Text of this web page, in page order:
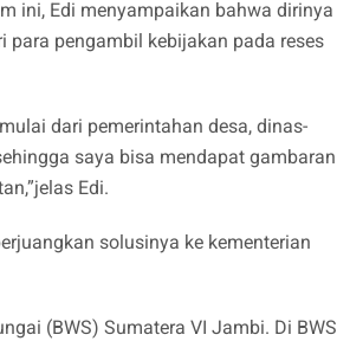
ini, Edi menyampaikan bahwa dirinya
para pengambil kebijakan pada reses
dari pemerintahan desa, dinas-
saya bisa mendapat gambaran
Edi.
solusinya ke kementerian
(BWS) Sumatera VI Jambi. Di BWS